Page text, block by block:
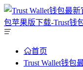
首页
Trust Wallet钱包